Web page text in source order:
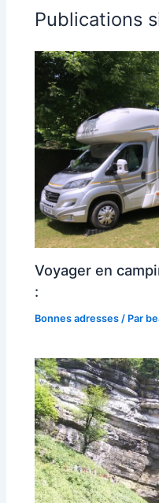
Publications
Voyager en
:
Bonnes adresses / Par